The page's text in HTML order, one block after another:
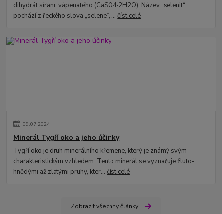
dihydrát síranu vápenatého (CaSO4·2H2O). Název „selenit“
pochází z řeckého slova „selene“, ...číst celé
09.07.2024
Minerál Tygří oko a jeho účinky
Tygří oko je druh minerálního křemene, který je známý svým
charakteristickým vzhledem. Tento minerál se vyznačuje žluto-
hnědými až zlatými pruhy, kter...číst celé
Zobrazit všechny články